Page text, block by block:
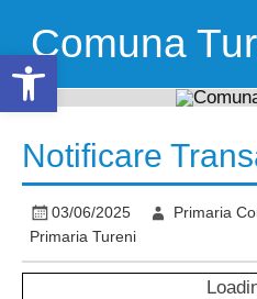
Open toolbar
contentComuna
Notificare
03/06/2025 Primaria
Primaria Tureni